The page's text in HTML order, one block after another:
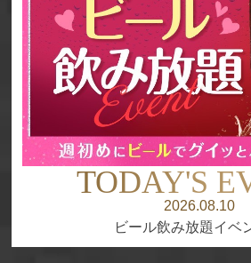
RECRUIT
採用情報
TODAY'S
2026.08.10
ビール飲み放題イベ